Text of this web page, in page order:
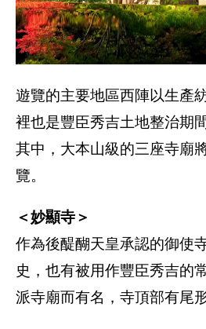
遊覽的主要地區西陣以生產
裡也是豐臣秀吉土地整治期
其中，大本山級的三座寺廟
覽。
＜妙顯寺＞
作為後醍醐天皇承認的御使
史，也有被用作豐臣秀吉的
派寺廟而有名，寺頂部有尾